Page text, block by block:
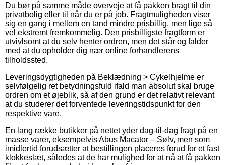
Du bør på samme måde overveje at få pakken bragt til din
privatbolig eller til når du er på job. Fragtmuligheden viser
sig en gang i mellem en tand mindre prisbillig, men lige så
vel ekstremt fremkommelig. Den prisbilligste fragtform er
utvivlsomt at du selv henter ordren, men det står og falder
med at du opholder dig nær online forhandlerens
tilholdssted.
Leveringsdygtigheden på Beklædning > Cykelhjelme er
selvfølgelig ret betydningsfuld ifald man absolut skal bruge
ordren om et øjeblik, så af den grund er det relativt relevant
at du studerer det forventede leveringstidspunkt for den
respektive vare.
En lang række butikker på nettet yder dag-til-dag fragt på en
masse varer, eksempelvis Abus Macator – Sølv, men som
imidlertid forudsætter at bestillingen placeres forud for et fast
klokkeslæt, således at de har mulighed for at nå at få pakken